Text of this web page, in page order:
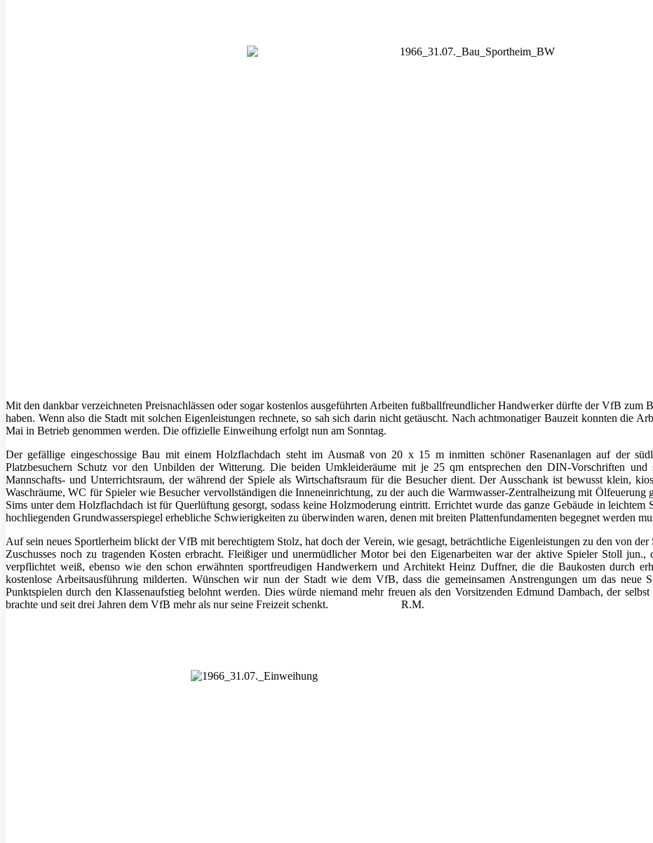
Mit den dankbar verzeichneten Preisnachlässen oder sogar kostenlos ausgeführten Arbeiten fußballfreundlicher Handwerker dürfte der VfB zum
haben. Wenn also die Stadt mit solchen Eigenleistungen rechnete, so sah sich darin nicht getäuscht. Nach achtmonatiger Bauzeit konnten die
Mai in Betrieb genommen werden. Die offizielle Einweihung erfolgt nun am Sonntag.
Der gefällige eingeschossige Bau mit einem Holzflachdach steht im Ausmaß von 20 x 15 m inmitten schöner Rasenanlagen auf der
Platzbesuchern Schutz vor den Unbilden der Witterung. Die beiden Umkleideräume mit je 25 qm entsprechen den DIN-Vorschriften
Mannschafts- und Unterrichtsraum, der während der Spiele als Wirtschaftsraum für die Besucher dient. Der Ausschank ist bewusst klein,
Waschräume, WC für Spieler wie Besucher vervollständigen die Inneneinrichtung, zu der auch die Warmwasser-Zentralheizung mit Ölfeuerung
Sims unter dem Holzflachdach ist für Querlüftung gesorgt, sodass keine Holzmoderung eintritt. Errichtet wurde das ganze Gebäude in leichtem
hochliegenden Grundwasserspiegel erhebliche Schwierigkeiten zu überwinden waren, denen mit breiten Plattenfundamenten begegnet werden
Auf sein neues Sportlerheim blickt der VfB mit berechtigtem Stolz, hatdoch der Verein, wie gesagt, beträchtliche Eigenleistungen zu den von der
Zuschusses noch zu tragenden Kosten erbracht. Fleißiger und unermüdlicher Motor bei den Eigenarbeiten war der aktive Spieler Stoll
verpflichtet weiß, ebenso wie den schon erwähnten sportfreudigen Handwerkern und Architekt Heinz Duffner, die die Baukosten durch
kostenlose Arbeitsausführung milderten. Wünschen wir nun der Stadt wie dem VfB, dass die gemeinsamen Anstrengungen um das neue
Punktspielen durch den Klassenaufstieg belohnt werden. Dies würde niemand mehr freuen als den Vorsitzenden Edmund Dambach, der
brachte und seit drei Jahren dem VfB mehr als nur seine Freizeit schenkt. R.M.